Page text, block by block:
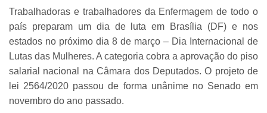
Trabalhadoras e trabalhadores da Enfermagem de todo o
país preparam um dia de luta em Brasília (DF) e nos
estados no próximo dia 8 de março – Dia Internacional de
Lutas das Mulheres. A categoria cobra a aprovação do piso
salarial nacional na Câmara dos Deputados. O projeto de
lei 2564/2020 passou de forma unânime no Senado em
novembro do ano passado.